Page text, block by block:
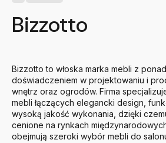
Bizzotto
Bizzotto to włoska marka mebli z
doświadczeniem w projektowaniu i
wnętrz oraz ogrodów. Firma
mebli łączących elegancki design,
wysoką jakość wykonania, dzięki
cenione na rynkach
obejmują szeroki wybór mebli do